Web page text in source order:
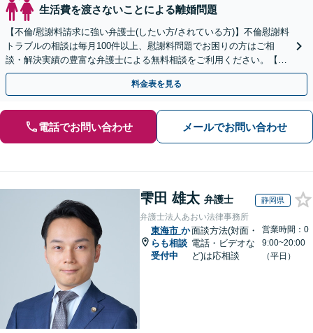
生活費を渡さないことによる離婚問題
【不倫/慰謝料請求に強い弁護士(したい方/されている方)】不倫慰謝料
トラブルの相談は毎月100件以上、慰謝料問題でお困りの方はご相
談・解決実績の豊富な弁護士による無料相談をご利用ください。【初
回相談０円(電話)】【全国対応】
料金表を見る
電話でお問い合わせ メールでお問い合わせ
雫田 雄太 弁護士 静岡県
弁護士法人あおい法律事務所
東海市 か
らも相談
受付中
面談方法(対面・
電話・ビデオな
ど)は応相談
営業時間：0
9:00~20:00
（平日）